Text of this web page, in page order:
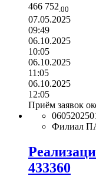
466 752 .00
07.05.2025
09:49
06.10.2025
10:05
06.10.2025
11:05
06.10.2025
12:05
Приём заявок
Филиал
433360